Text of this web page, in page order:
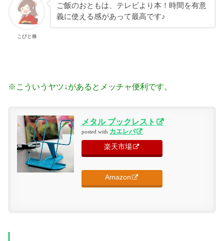
こびと株
ご飯のおともは、テレビより本！時間を有意
義に使える感があって最高です♪
※こういうヤツ↓があるとメッチャ便利です。
メタル ブックレスト
posted with カエレバ
楽天市場
Amazon